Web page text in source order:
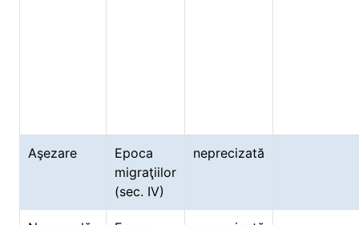
Aşezare
Epoca
migraţiilor
(sec. IV)
neprecizată